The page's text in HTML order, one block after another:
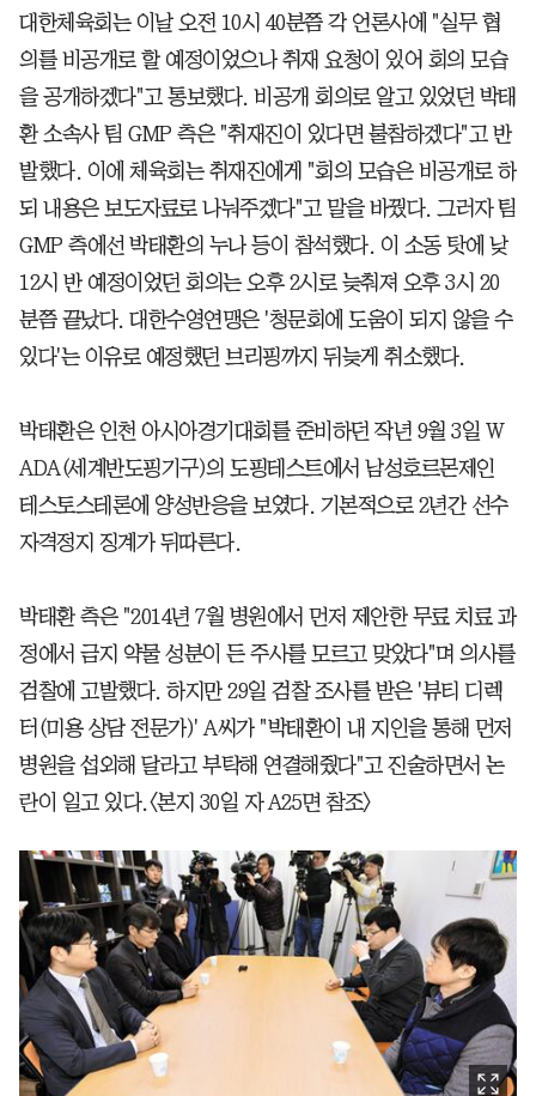
대한체육회는 이날 오전 10시 40분쯤 각 언론사에 "실무 협
의를 비공개로 할 예정이었으나 취재 요청이 있어 회의 모습
을 공개하겠다"고 통보했다. 비공개 회의로 알고 있었던 박태
환 소속사 팀 GMP 측은 "취재진이 있다면 불참하겠다"고 반
발했다. 이에 체육회는 취재진에게 "회의 모습은 비공개로 하
되 내용은 보도자료로 나눠주겠다"고 말을 바꿨다. 그러자 팀
GMP 측에선 박태환의 누나 등이 참석했다. 이 소동 탓에 낮
12시 반 예정이었던 회의는 오후 2시로 늦춰져 오후 3시 20
분쯤 끝났다. 대한수영연맹은 '청문회에 도움이 되지 않을 수
있다'는 이유로 예정했던 브리핑까지 뒤늦게 취소했다.
박태환은 인천 아시아경기대회를 준비하던 작년 9월 3일 W
ADA(세계반도핑기구)의 도핑테스트에서 남성호르몬제인
테스토스테론에 양성반응을 보였다. 기본적으로 2년간 선수
자격정지 징계가 뒤따른다.
박태환 측은 "2014년 7월 병원에서 먼저 제안한 무료 치료 과
정에서 금지 약물 성분이 든 주사를 모르고 맞았다"며 의사를
검찰에 고발했다. 하지만 29일 검찰 조사를 받은 '뷰티 디렉
터(미용 상담 전문가)' A씨가 "박태환이 내 지인을 통해 먼저
병원을 섭외해 달라고 부탁해 연결해줬다"고 진술하면서 논
란이 일고 있다.〈본지 30일 자 A25면 참조〉